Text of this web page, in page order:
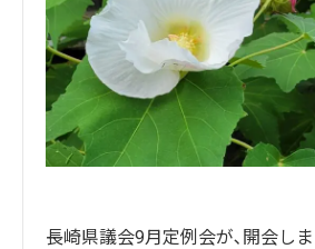
長崎県議会9月定例会が､開会しま